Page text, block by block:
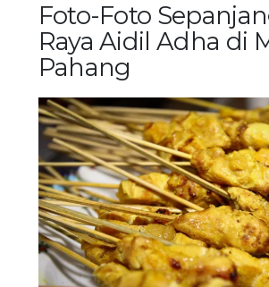
Foto-Foto
Raya Aidil Adha di
Pahang